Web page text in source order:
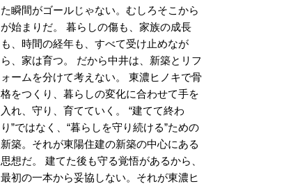
た瞬間がゴールじゃない。むしろそこから
が始まりだ。 暮らしの傷も、家族の成長
も、時間の経年も、すべて受け止めなが
ら、家は育つ。 だから中井は、新築とリフ
ォームを分けて考えない。 東濃ヒノキで骨
格をつくり、暮らしの変化に合わせて手を
入れ、守り、育てていく。 “建てて終わ
り”ではなく、“暮らしを守り続ける”ための
新築。それが東陽住建の新築の中心にある
思想だ。 建てた後も守る覚悟があるから、
最初の一本から妥協しない。それが東濃ヒ